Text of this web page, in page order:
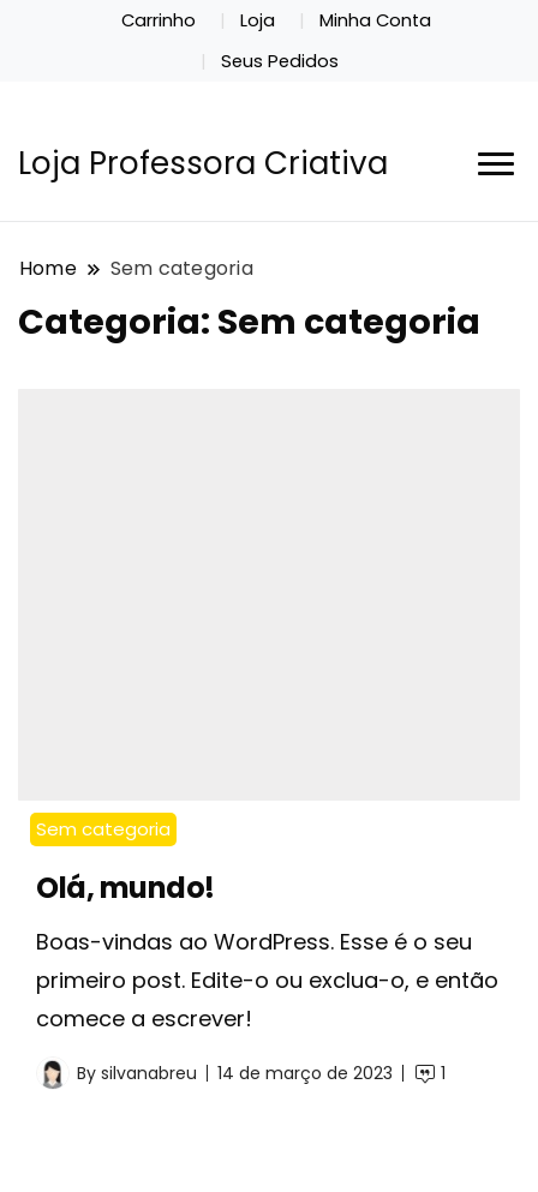
Carrinho Loja
Minha Conta
Seus Pedidos
Loja Professora Criativa
Home Sem categoria
Categoria: Sem categoria
Sem categoria
Olá, mundo!
Boas-vindas ao WordPress. Esse é o seu
primeiro post. Edite-o ou exclua-o, e então
comece a escrever!
By silvanabreu 14 de março de 2023 1